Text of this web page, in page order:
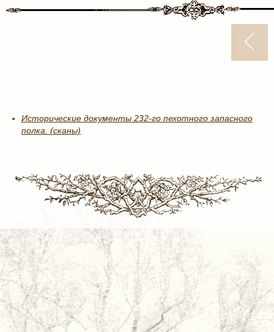
Исторические документы 232-го пехотного запасного
полка. (сканы)